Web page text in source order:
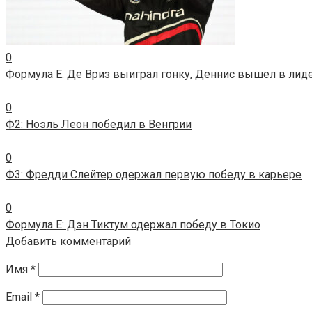
0
Формула E: Де Вриз выиграл гонку, Деннис вышел в
0
Ф2: Ноэль Леон победил в Венгрии
0
Ф3: Фредди Слейтер одержал первую победу в карьере
0
Формула E: Дэн Тиктум одержал победу в Токио
Добавить комментарий
Имя *
Email *